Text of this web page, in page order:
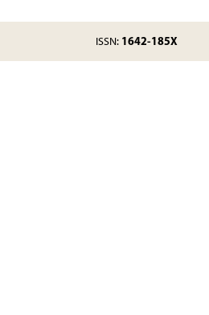
ISSN: 1642-185X